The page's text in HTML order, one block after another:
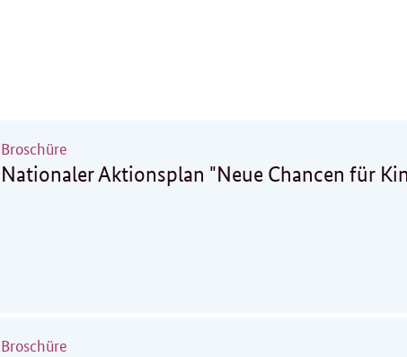
Broschüre
Nationaler Aktionsplan "Neue Chancen für
Broschüre